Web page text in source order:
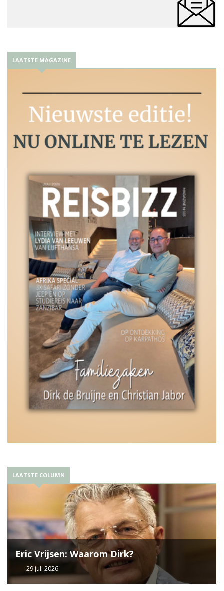
LAATSTE MAGAZINE
LAATSTE COLUMN
Eric Vrijsen: Waarom Dirk?
29 juli 2026